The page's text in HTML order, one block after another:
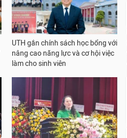
UTH gắn chính sách học bổng với
nâng cao năng lực và cơ hội việc
làm cho sinh viên